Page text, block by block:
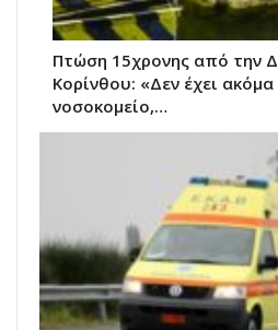
Πτώση 15χρονης από την
Κορίνθου: «Δεν έχει
νοσοκομείο,…